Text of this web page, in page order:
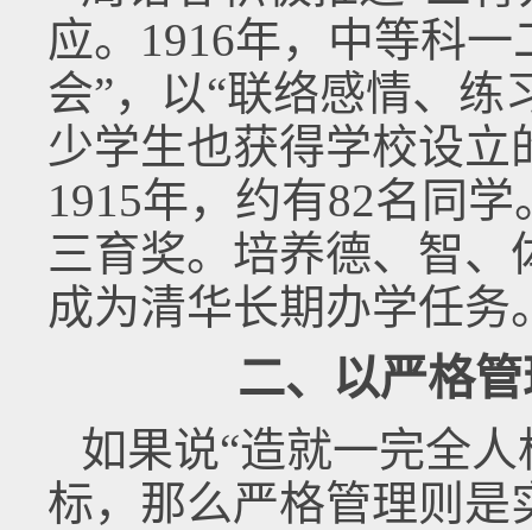
应。1916年，中等科
会”，以“联络感情、练
少学生也获得学校设
1915年，约有82名同
三育奖。培养德、智
成为清华长期办学任务
二、以严格
如果说“造就一完全
标，那么严格管理则是